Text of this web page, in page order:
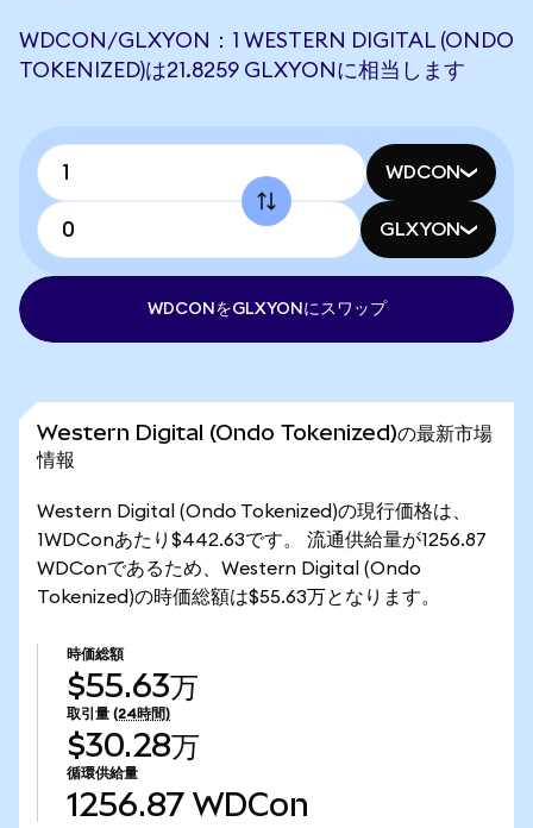
WDCON/GLXYON：1 WESTERN DIGITAL (ONDO
TOKENIZED)は21.8259 GLXYONに相当します
WDCON
GLXYON
WDCONをGLXYONにスワップ
Western Digital (Ondo Tokenized)の最新市場
情報
Western Digital (Ondo Tokenized)の現行価格は、
1WDConあたり$442.63です。 流通供給量が1256.87
WDConであるため、Western Digital (Ondo
Tokenized)の時価総額は$55.63万となります。
時価総額
$55.63万
取引量 (24時間)
$30.28万
循環供給量
1256.87 WDCon